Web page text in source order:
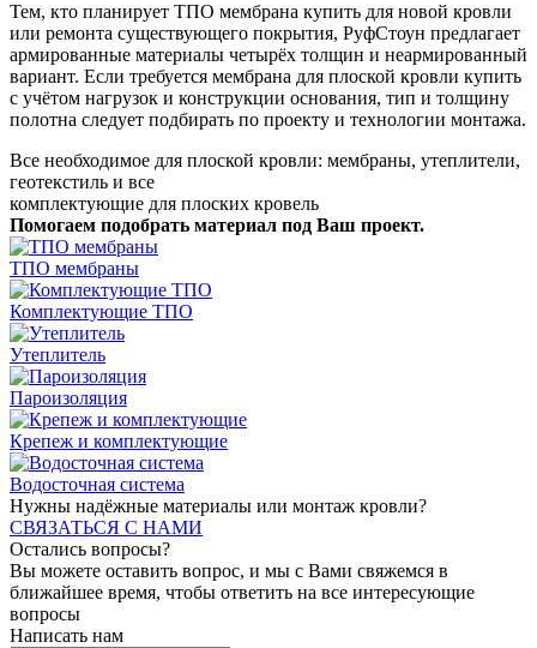
Тем, кто планирует ТПО мембрана купить для новой кровли
или ремонта существующего покрытия, РуфСтоун предлагает
армированные материалы четырёх толщин и неармированный
вариант. Если требуется мембрана для плоской кровли купить
с учётом нагрузок и конструкции основания, тип и толщину
полотна следует подбирать по проекту и технологии монтажа.
Все необходимое для плоской кровли: мембраны, утеплители,
геотекстиль и все
комплектующие для плоских кровель
Помогаем подобрать материал под Ваш проект.
ТПО мембраны
Комплектующие ТПО
Утеплитель
Пароизоляция
Крепеж и комплектующие
Водосточная система
Нужны надёжные материалы или монтаж кровли?
СВЯЗАТЬСЯ С НАМИ
Остались вопросы?
Вы можете оставить вопрос, и мы с Вами свяжемся в
ближайшее время, чтобы ответить на все интересующие
вопросы
Написать нам